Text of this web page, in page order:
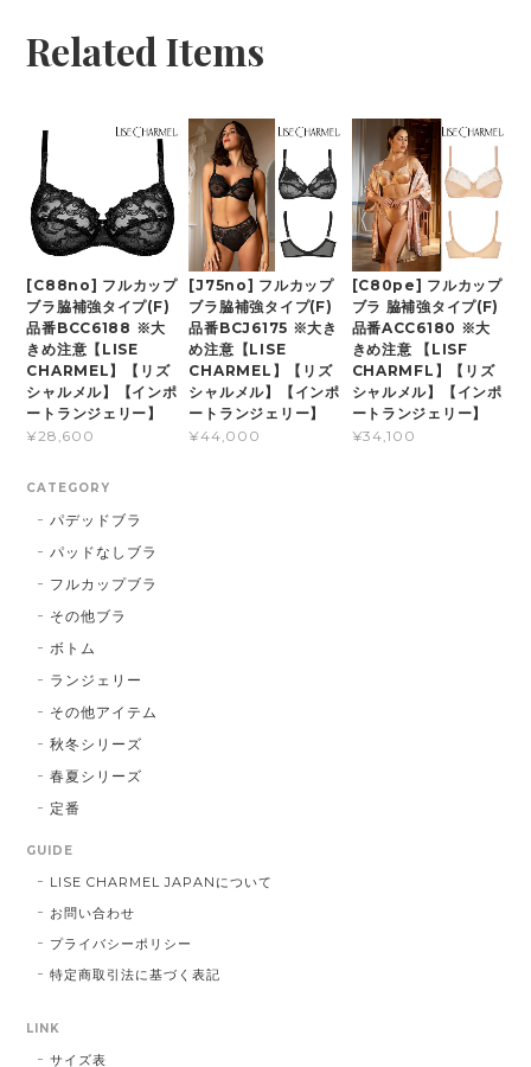
Related Items
[C88no] フルカップ
ブラ脇補強タイプ(F)
品番BCC6188 ※大
きめ注意【LISE
CHARMEL】【リズ
シャルメル】【インポ
ートランジェリー】
¥28,600
[J75no] フルカップ
ブラ脇補強タイプ(F)
品番BCJ6175 ※大き
め注意【LISE
CHARMEL】【リズ
シャルメル】【インポ
ートランジェリー】
¥44,000
[C80pe] フルカップ
ブラ 脇補強タイプ(F)
品番ACC6180 ※大
きめ注意 【LISF
CHARMFL】【リズ
シャルメル】【インポ
ートランジェリー】
¥34,100
CATEGORY
パデッドブラ
パッドなしブラ
フルカップブラ
その他ブラ
ボトム
ランジェリー
その他アイテム
秋冬シリーズ
春夏シリーズ
定番
GUIDE
LISE CHARMEL JAPANについて
お問い合わせ
プライバシーポリシー
特定商取引法に基づく表記
LINK
サイズ表